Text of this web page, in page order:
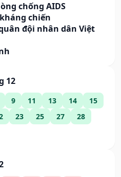
chống AIDS
chiến
đội nhân dân Việt
12
9 11 13 14
15
23 25 27
28